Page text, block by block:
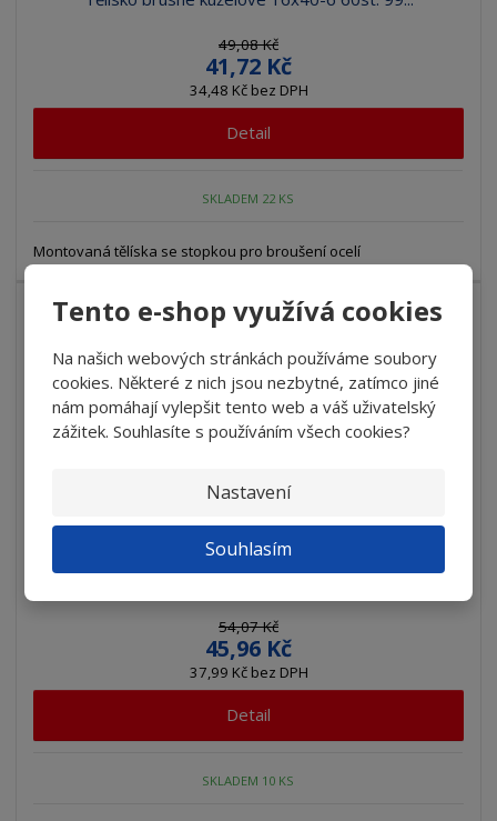
Tento e-shop využívá cookies
Na našich webových stránkách používáme soubory
cookies. Některé z nich jsou nezbytné, zatímco jiné
nám pomáhají vylepšit tento web a váš uživatelský
zážitek. Souhlasíte s používáním všech cookies?
Nastavení
Souhlasím
49,08 Kč
41,72 Kč
34,48 Kč bez DPH
Detail
SKLADEM 22 KS
Montovaná tělíska se stopkou pro broušení ocelí
15
54,07 Kč
45,96 Kč
37,99 Kč bez DPH
Detail
SKLADEM 10 KS